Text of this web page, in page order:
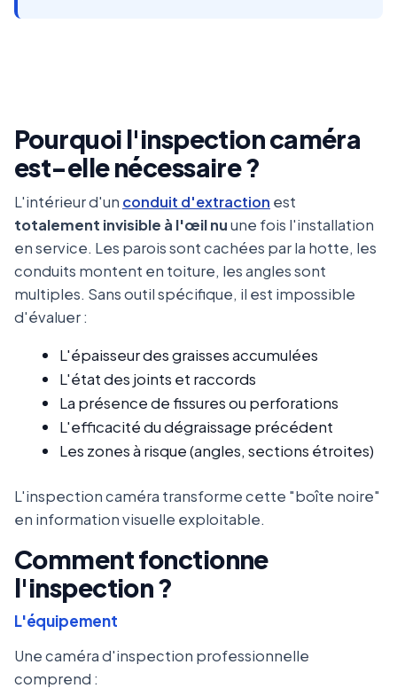
Pourquoi l'inspection caméra
est-elle nécessaire ?
L'intérieur d'un conduit d'extraction est
totalement invisible à l'œil nuune fois l'installation
en service. Les parois sont cachées par la hotte, les
conduits montent en toiture, les angles sont
multiples. Sans outil spécifique, il est impossible
d'évaluer :
L'épaisseur des graisses accumulées
L'état des joints et raccords
La présence de fissures ou perforations
L'efficacité du dégraissage précédent
Les zones à risque (angles, sections étroites)
L'inspection caméra transforme cette "boîte noire"
en information visuelle exploitable.
Comment fonctionne
l'inspection ?
L'équipement
Une caméra d'inspection professionnelle
comprend :